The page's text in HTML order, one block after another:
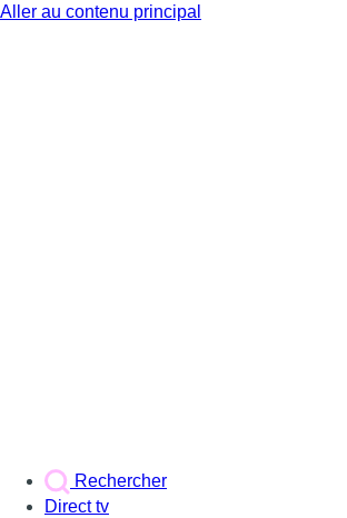
Aller au contenu principal
Rechercher
Direct tv